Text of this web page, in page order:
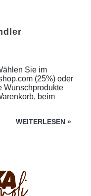
Sie im
(25%) oder
Wunschprodukte
beim
WEITERLESEN »